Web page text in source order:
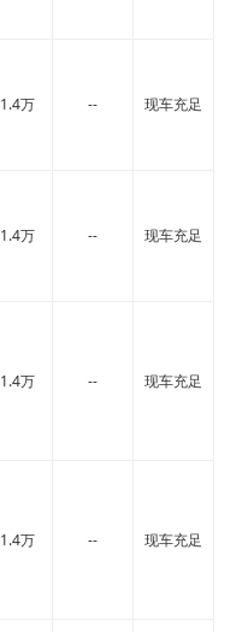
1.4万 -- 现车充足
1.4万 -- 现车充足
1.4万 -- 现车充足
1.4万 -- 现车充足